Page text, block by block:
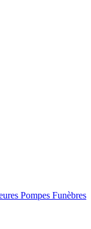
Pompes Funèbres